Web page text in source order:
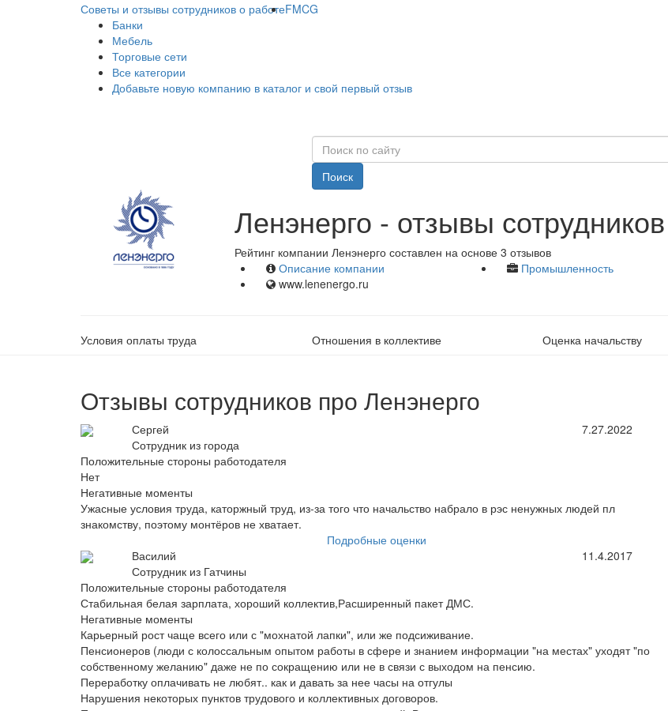
Советы и отзывы сотрудников о работеFMCG
Банки
Мебель
Торговые сети
Все категории
Добавьте новую компанию в каталог и свой первый отзыв
Поиск
Ленэнерго - отзывы сотрудников
Рейтинг компании Ленэнерго составлен на основе 3 отзывов
Описание компании
Промышленность
www.lenenergo.ru
Условия оплаты труда Отношения в коллективе Оценка начальству
Отзывы сотрудников про Ленэнерго
Сергей
Сотрудник из города
7.27.2022
Положительные стороны работодателя
Нет
Негативные моменты
Ужасные условия труда, каторжный труд, из-за того что начальство набрало в рэс ненужных людей пл
знакомству, поэтому монтёров не хватает.
Подробные оценки
Василий
Сотрудник из Гатчины
11.4.2017
Положительные стороны работодателя
Стабильная белая зарплата, хороший коллектив,Расширенный пакет ДМС.
Негативные моменты
Карьерный рост чаще всего или с "мохнатой лапки", или же подсиживание.
Пенсионеров (люди с колоссальным опытом работы в сфере и знанием информации "на местах" уходят "по
собственному желанию" даже не по сокращению или не в связи с выходом на пенсию.
Переработку оплачивать не любят.. как и давать за нее часы на отгулы
Нарушения некоторых пунктов трудового и коллективных договоров.